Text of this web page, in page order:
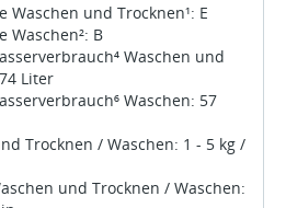
Waschen und Trocknen¹: E
Waschen²: B
Waschen und
Liter
Waschen: 57
Trocknen / Waschen: 1 - 5 kg /
und Trocknen / Waschen: